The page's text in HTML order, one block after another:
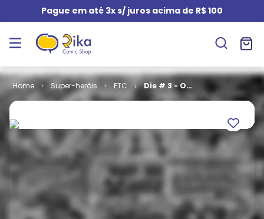
Pague em até 3x s/ juros acima de R$ 100
Super-heróis ETC
Die # 3 - O
Grande Jogo